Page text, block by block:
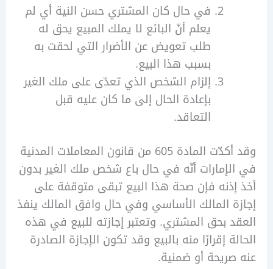
في حال كان المشتري حسن النية أي لم
يعلم أنّ البائع لا يملك المبيع يحق له
طلب تعويض عن الأضرار التي لحقت به
بسبب هذا البيع.
إلزام الشخص الذي تعدّى على ملك الغير
بإعادة الحال إلى ما كان عليه قبل
وقد أكدّت المادة 605 من قانون المعاملات المدنية
أنّه في حال باع شخص ملك الغير بدون
فإن صحة هذا البيع تبقى متوقفة على
المالك الأساسي وفي حال وافق المالك ينفذ
بحق المشتري. وتعتبر إجازته للبيع في هذه
إقرارًا منه بالبيع وقد تكون الإجازة الصادرة
أو ضمنية.